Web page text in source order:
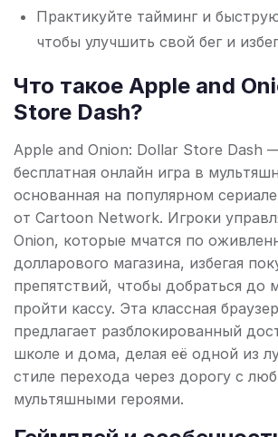
Практикуйте тайминг и
чтобы улучшить свой бег и
Что такое Apple and
Store Dash?
Apple and Onion: Dollar Store Dash
бесплатная онлайн игра в
основанная на популярном
от Cartoon Network. Игроки
Onion, которые мчатся по
долларового магазина, избегая
препятствий, чтобы добраться до
пройти кассу. Эта классная
предлагает разблокированный
школе и дома, делая её одной из
стиле перехода через дорогу с
мультяшными героями.